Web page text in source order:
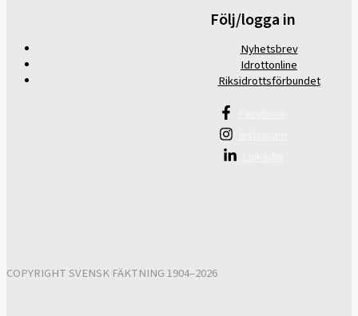
Följ/logga in
Nyhetsbrev
Idrottonline
Riksidrottsförbundet
COPYRIGHT SVENSK FÄKTNING 1904–2026